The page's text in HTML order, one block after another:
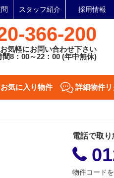
スタッフ紹介 採用情報
366-200
気軽にお問い合わせ下さい
間8：00～22：00 (年中無休)
お気に入り物件 詳細物件リ
電話で取り
物件コード